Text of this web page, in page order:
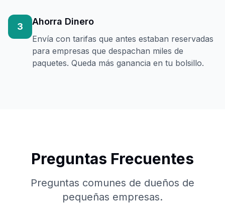
3 Ahorra Dinero
Envía con tarifas que antes estaban reservadas
para empresas que despachan miles de
paquetes. Queda más ganancia en tu bolsillo.
Preguntas Frecuentes
Preguntas comunes de dueños de
pequeñas empresas.